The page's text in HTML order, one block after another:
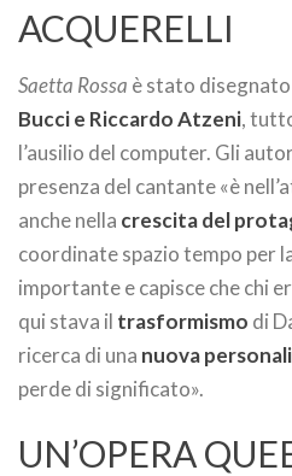
ACQUERELLI
Saetta Rossa è stato
Bucci e Riccardo Atzeni,
l’ausilio del computer. Gli
presenza del cantante «è
anche nella crescita del
coordinate spazio tempo per
importante e capisce che chi
qui stava il trasformismo di
ricerca di una nuova
perde di significato».
UN’OPERA